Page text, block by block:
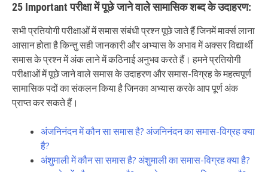
25 Important परीक्षा में पूछे जाने वाले सामासिक शब्द के उदाहरण:
सभी प्रतियोगी परीक्षाओं में समास संबंधी प्रश्न पूछे जाते हैं जिनमें मार्क्स लाना
आसान होता है किन्तु सही जानकारी और अभ्यास के अभाव में अक्सर विद्यार्थी
समास के प्रश्न में अंक लाने में कठिनाई अनुभव करते हैं। हमने प्रतियोगी
परीक्षाओं में पूछे जाने वाले समास के उदाहरण और समास-विग्रह के महत्वपूर्ण
सामासिक पदों का संकलन किया है जिनका अभ्यास करके आप पूर्ण अंक
प्राप्त कर सकते हैं।
अंजनिनंदन में कौन सा समास है? अंजनिनंदन का समास-विग्रह क्या
है?
अंशुमाली में कौन सा समास है? अंशुमाली का समास-विग्रह क्या है?